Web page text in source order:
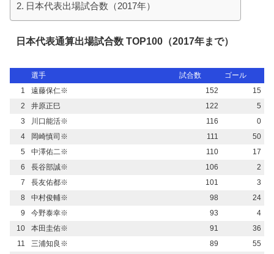
日本代表出場試合数（2017年）
日本代表通算出場試合数 TOP100（2017年まで）
選手 試合数
ゴール
1
遠藤保仁※ 152
15
2
井原正巳 122
5
3
川口能活※ 116
0
4
岡崎慎司※ 111
50
5
中澤佑二※ 110
17
6
長谷部誠※ 106
2
7
長友佑都※ 101
3
8
中村俊輔※ 98
24
9
今野泰幸※ 93
4
10
本田圭佑※ 91
36
11
三浦知良※ 89
55